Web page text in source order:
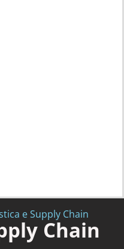
e Supply Chain
Chain